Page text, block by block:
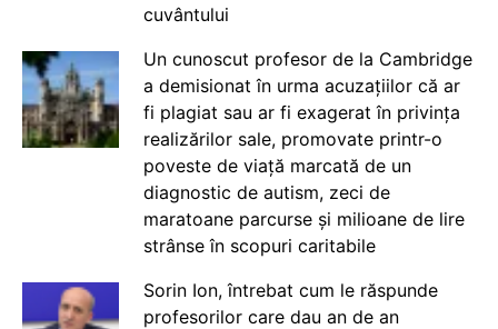
cuvântului
Un cunoscut profesor de la Cambridge
a demisionat în urma acuzațiilor că ar
fi plagiat sau ar fi exagerat în privința
realizărilor sale, promovate printr-o
poveste de viață marcată de un
diagnostic de autism, zeci de
maratoane parcurse și milioane de lire
strânse în scopuri caritabile
Sorin Ion, întrebat cum le răspunde
profesorilor care dau an de an